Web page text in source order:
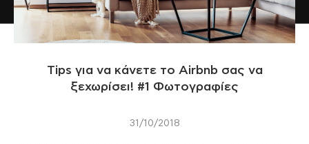
Tips για να κάνετε το Airbnb σας να
ξεχωρίσει! #1 Φωτογραφίες
31/10/2018